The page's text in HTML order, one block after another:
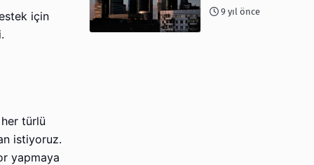
için
türlü
istiyoruz.
yapmaya
%10'undan
9 yıl önce